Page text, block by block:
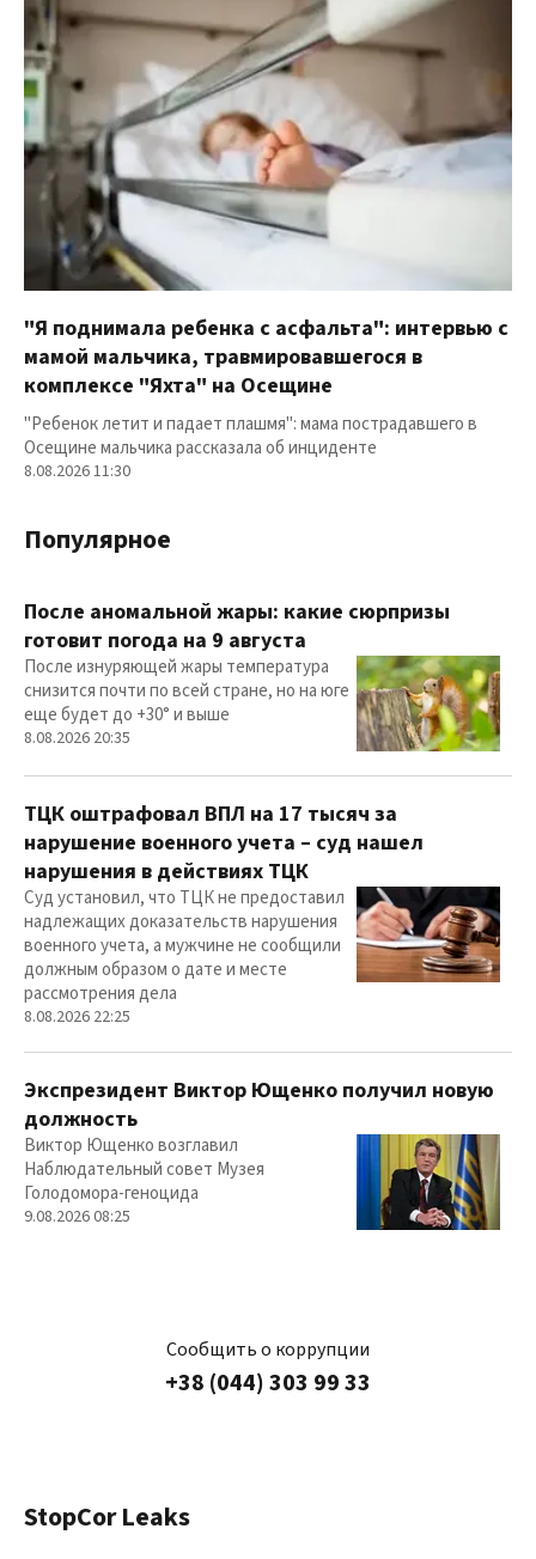
"Я поднимала ребенка с асфальта": интервью с
мамой мальчика, травмировавшегося в
комплексе "Яхта" на Осещине
"Ребенок летит и падает плашмя": мама пострадавшего в
Осещине мальчика рассказала об инциденте
8.08.2026 11:30
Популярное
После аномальной жары: какие сюрпризы
готовит погода на 9 августа
После изнуряющей жары температура
снизится почти по всей стране, но на юге
еще будет до +30° и выше
8.08.2026 20:35
ТЦК оштрафовал ВПЛ на 17 тысяч за
нарушение военного учета – суд нашел
нарушения в действиях ТЦК
Суд установил, что ТЦК не предоставил
надлежащих доказательств нарушения
военного учета, а мужчине не сообщили
должным образом о дате и месте
рассмотрения дела
8.08.2026 22:25
Экспрезидент Виктор Ющенко получил новую
должность
Виктор Ющенко возглавил
Наблюдательный совет Музея
Голодомора-геноцида
9.08.2026 08:25
Сообщить о коррупции
+38 (044) 303 99 33
StopCor Leaks